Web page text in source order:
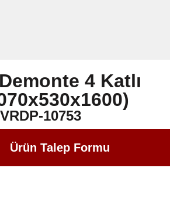
4 Katlı
10753
Ürün Talep Formu